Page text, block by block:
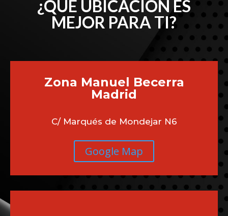
¿QUÉ UBICACIÓN ES
MEJOR PARA TI?
Zona Manuel Becerra
Madrid
C/ Marqués de Mondejar N6
Google Map